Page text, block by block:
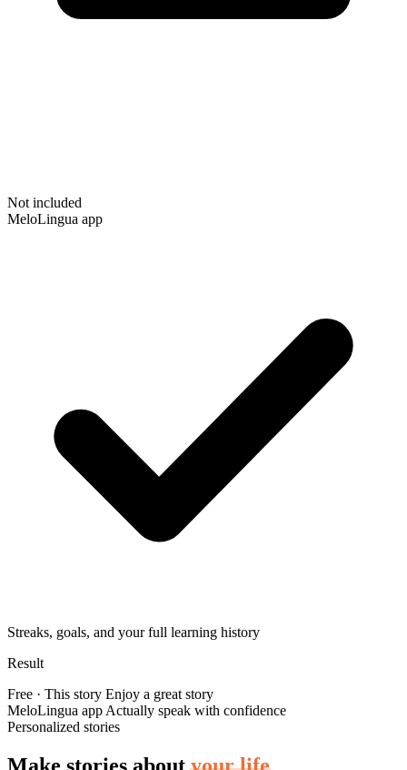
Not included
MeloLingua app
Streaks, goals, and your full learning history
Result
Free · This story Enjoy a great story
MeloLingua appActually speak with confidence
Personalized stories